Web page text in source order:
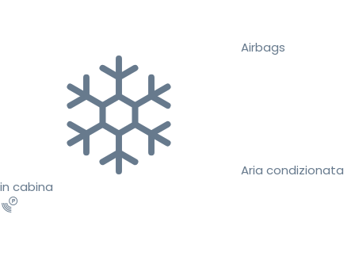
Airbags
Aria condizionata
in cabina